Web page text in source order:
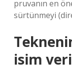
pruvanın en
sürtünmeyi
isim